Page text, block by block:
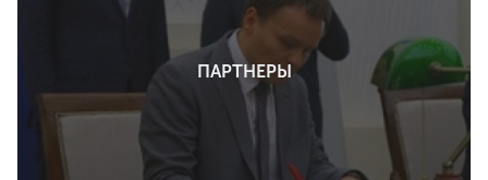
Приемная
комиссия
+7 (831) 262-26-20
ПАРТНЕРЫ